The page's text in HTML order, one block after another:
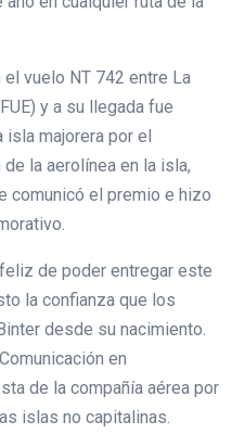
el vuelo NT 742 entre La
y a su llegada fue
majorera por el
la aerolínea en la isla,
comunicó el premio e hizo
de poder entregar este
la confianza que los
desde su nacimiento.
en
de la compañía aérea por
islas no capitalinas.